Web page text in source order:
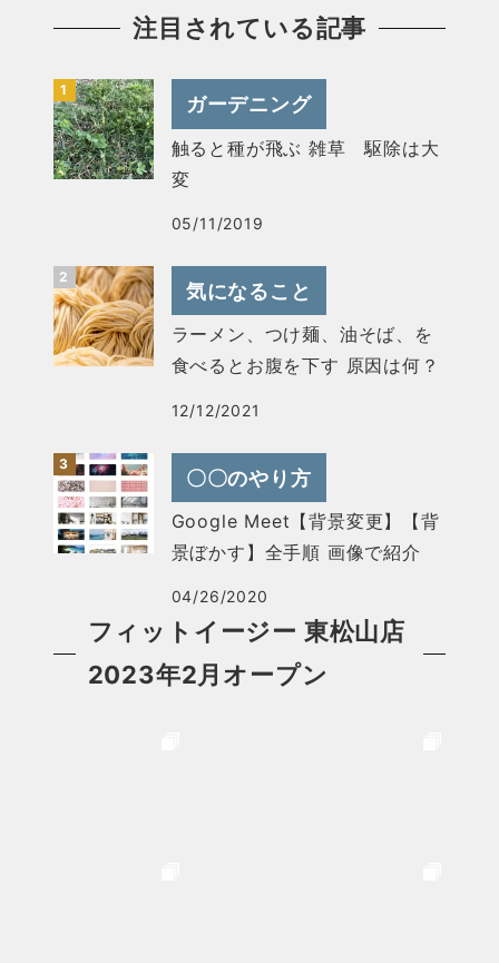
注目されている記事
ガーデニング
触ると種が飛ぶ 雑草 駆除は大
変
05/11/2019
気になること
ラーメン、つけ麺、油そば、を
食べるとお腹を下す 原因は何？
12/12/2021
〇〇のやり方
Google Meet【背景変更】【背
景ぼかす】全手順 画像で紹介
04/26/2020
フィットイージー 東松山店
2023年2月オープン